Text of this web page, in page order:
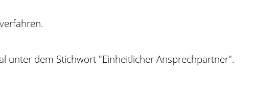
dem Stichwort "Einheitlicher Ansprechpartner".